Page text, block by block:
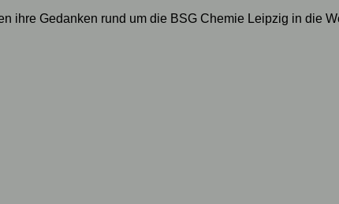
ihre Gedanken rund um die BSG Chemie Leipzig in die